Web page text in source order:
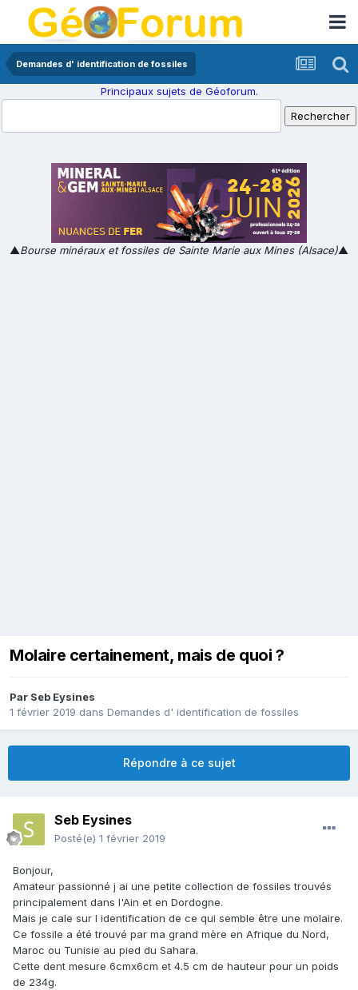
Demandes d' identification de fossiles
Principaux sujets de Géoforum.
▲Bourse minéraux et fossiles de Sainte Marie aux Mines (Alsace)▲
Molaire certainement, mais de quoi ?
Par Seb Eysines
1 février 2019 dans Demandes d' identification de fossiles
Répondre à ce sujet
Seb Eysines
Posté(e) 1 février 2019
Bonjour,
Amateur passionné j ai une petite collection de fossiles trouvés
principalement dans l'Ain et en Dordogne.
Mais je cale sur l identification de ce qui semble être une molaire.
Ce fossile a été trouvé par ma grand mère en Afrique du Nord,
Maroc ou Tunisie au pied du Sahara.
Cette dent mesure 6cmx6cm et 4.5 cm de hauteur pour un poids
de 234g.